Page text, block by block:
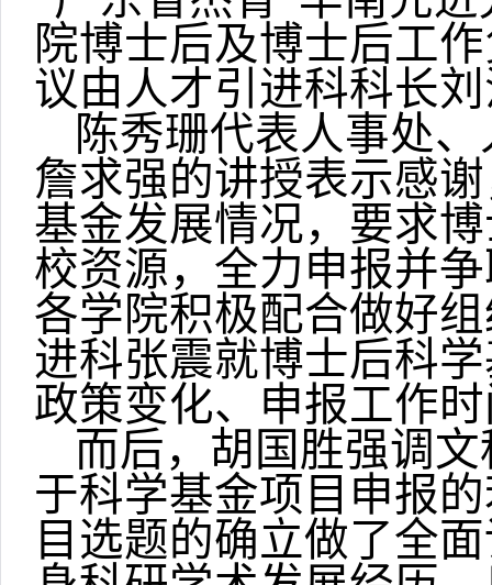
院博士后及博士后工
议由人才引进科科长
陈秀珊代表人事处
詹求强的讲授表示感
基金发展情况，要求
校资源，全力申报并
各学院积极配合做好
进科张震就博士后科
政策变化、申报工作
而后，胡国胜强调
于科学基金项目申报
目选题的确立做了全